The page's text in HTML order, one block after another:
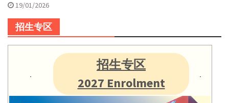
19/01/2026
招生专区
招生专区
2027 Enrolment